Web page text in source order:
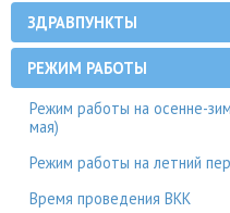
ЗДРАВПУНКТЫ
РЕЖИМ РАБОТЫ
Режим работы на осенне-
мая)
Режим работы на летний
Время проведения ВКК